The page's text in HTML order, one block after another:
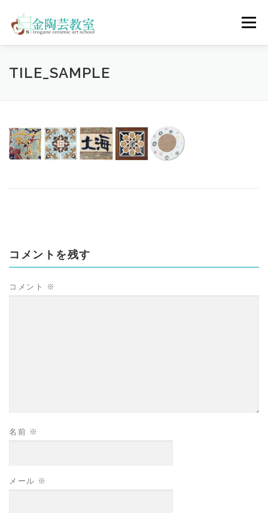
メニュー
陶芸体験コース ウェディングコース
ENGLISH
TILE_SAMPLE
コメントを残す
コメント ※
名前 ※
メール ※